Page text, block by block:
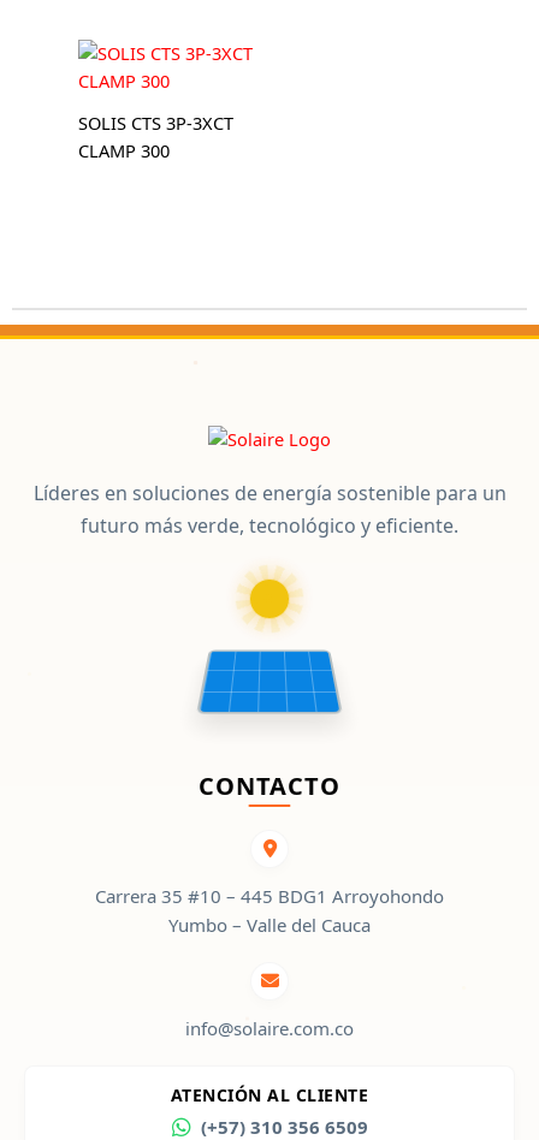
SOLIS CTS 3P-3XCT
CLAMP 300
Líderes en soluciones de energía sostenible para un
futuro más verde, tecnológico y eficiente.
CONTACTO
Carrera 35 #10 – 445 BDG1 Arroyohondo
Yumbo – Valle del Cauca
info@solaire.com.co
ATENCIÓN AL CLIENTE
(+57) 310 356 6509